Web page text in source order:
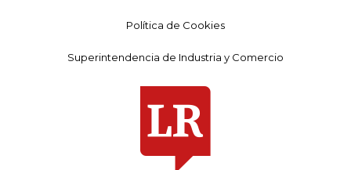
Política de Cookies
Superintendencia de Industria y Comercio